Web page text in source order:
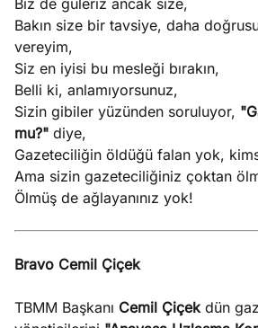
Biz de güleriz ancak size,
Bakın size bir tavsiye, daha
vereyim,
Siz en iyisi bu mesleği bırakın,
Belli ki, anlamıyorsunuz,
Sizin gibiler yüzünden soruluyor,
mu?" diye,
Gazeteciliğin öldüğü falan yok,
Ama sizin gazeteciliğiniz çoktan
Ölmüş de ağlayanınız yok!
Bravo Cemil Çiçek
TBMM Başkanı Cemil Çiçek dün